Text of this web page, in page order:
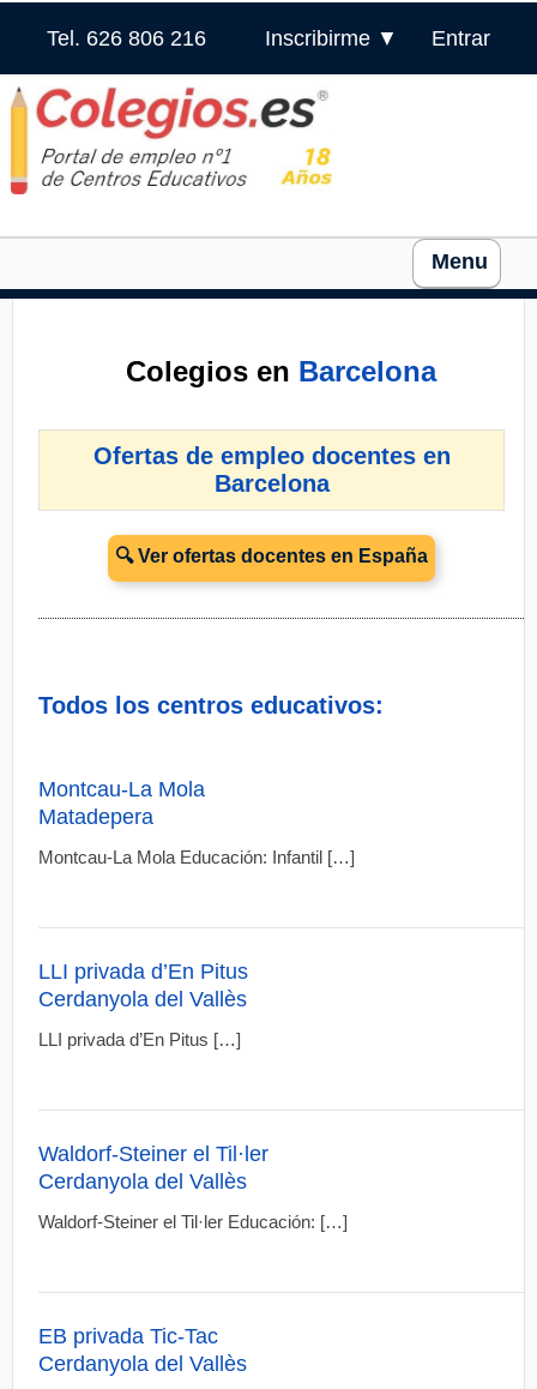
Tel. 626 806 216 Inscribirme ▼ Entrar
Menu
Colegios en Barcelona
Ofertas de empleo docentes en
Barcelona
🔍 Ver ofertas docentes en España
Todos los centros educativos:
Montcau-La Mola
Matadepera
Montcau-La Mola Educación: Infantil […]
LLI privada d’En Pitus
Cerdanyola del Vallès
LLI privada d’En Pitus […]
Waldorf-Steiner el Til·ler
Cerdanyola del Vallès
Waldorf-Steiner el Til·ler Educación: […]
EB privada Tic-Tac
Cerdanyola del Vallès